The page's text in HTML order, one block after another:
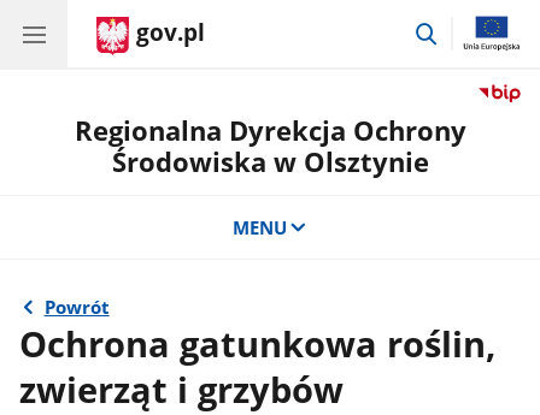
gov.pl
przejdź
Regionalna Dyrekcja Ochrony
Środowiska w Olsztynie
MENU
Powrót
Ochrona gatunkowa roślin,
zwierząt i grzybów